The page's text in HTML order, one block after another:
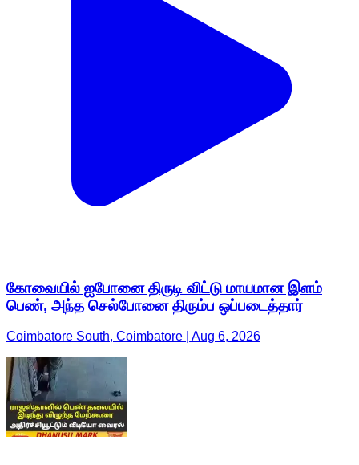
கோவையில் ஐபோனை திருடி விட்டு மாயமான இளம்
பெண், அந்த செல்போனை திரும்ப ஒப்படைத்தார்
Coimbatore South, Coimbatore | Aug 6, 2026